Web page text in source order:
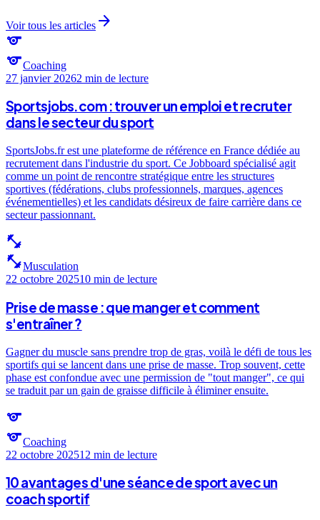
Voir tous les articles arrow_forward
sports
sportsCoaching
27 janvier 20262 min de lecture
Sportsjobs.com : trouver un emploi et recruter
dans le secteur du sport
SportsJobs.fr est une plateforme de référence en France dédiée au
recrutement dans l'industrie du sport. Ce Jobboard spécialisé agit
comme un point de rencontre stratégique entre les structures
sportives (fédérations, clubs professionnels, marques, agences
événementielles) et les candidats désireux de faire carrière dans ce
secteur passionnant.
fitness_center
fitness_centerMusculation
22 octobre 202510 min de lecture
Prise de masse : que manger et comment
s'entraîner ?
Gagner du muscle sans prendre trop de gras, voilà le défi de tous les
sportifs qui se lancent dans une prise de masse. Trop souvent, cette
phase est confondue avec une permission de "tout manger", ce qui
se traduit par un gain de graisse difficile à éliminer ensuite.
sports
sportsCoaching
22 octobre 202512 min de lecture
10 avantages d'une séance de sport avec un
coach sportif